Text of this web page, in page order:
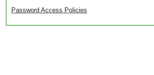
Password Access Policies